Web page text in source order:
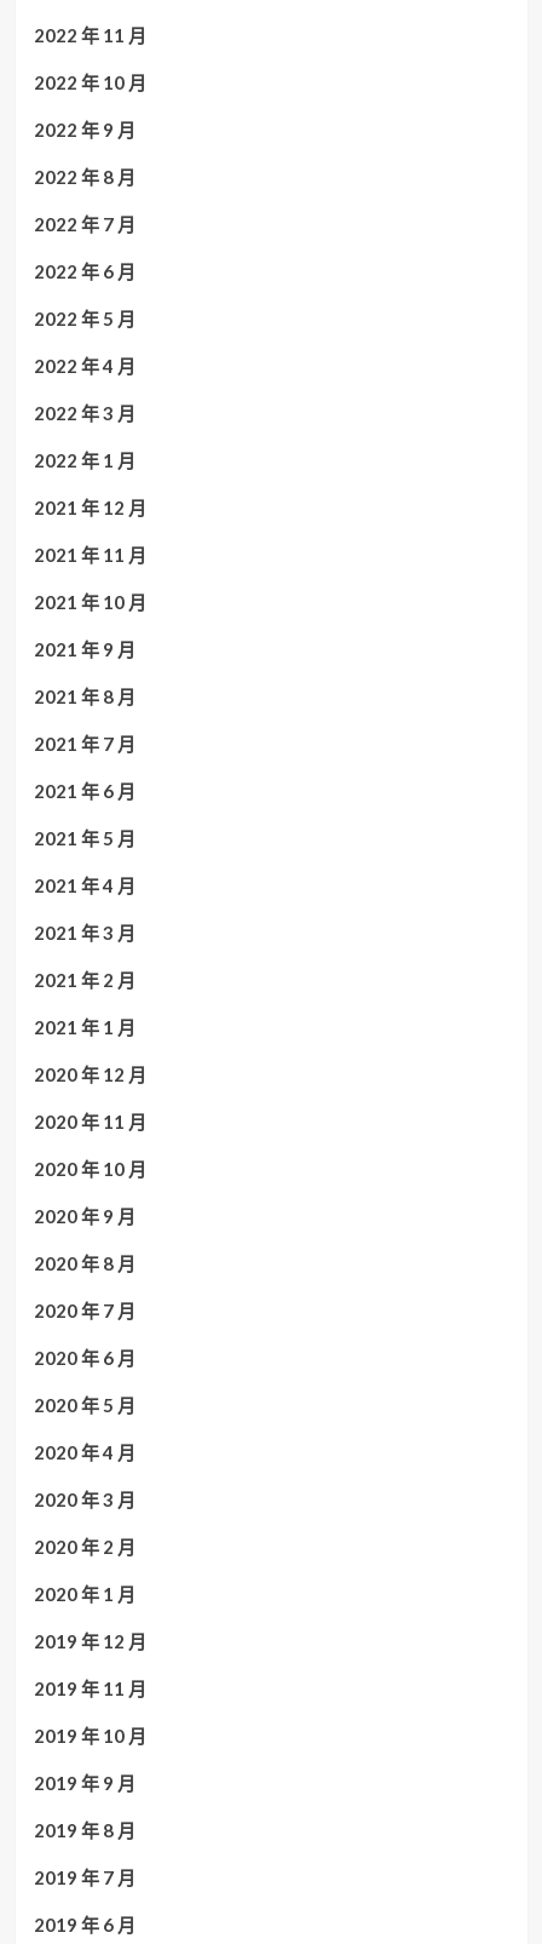
2022 年 11 月
2022 年 10 月
2022 年 9 月
2022 年 8 月
2022 年 7 月
2022 年 6 月
2022 年 5 月
2022 年 4 月
2022 年 3 月
2022 年 1 月
2021 年 12 月
2021 年 11 月
2021 年 10 月
2021 年 9 月
2021 年 8 月
2021 年 7 月
2021 年 6 月
2021 年 5 月
2021 年 4 月
2021 年 3 月
2021 年 2 月
2021 年 1 月
2020 年 12 月
2020 年 11 月
2020 年 10 月
2020 年 9 月
2020 年 8 月
2020 年 7 月
2020 年 6 月
2020 年 5 月
2020 年 4 月
2020 年 3 月
2020 年 2 月
2020 年 1 月
2019 年 12 月
2019 年 11 月
2019 年 10 月
2019 年 9 月
2019 年 8 月
2019 年 7 月
2019 年 6 月